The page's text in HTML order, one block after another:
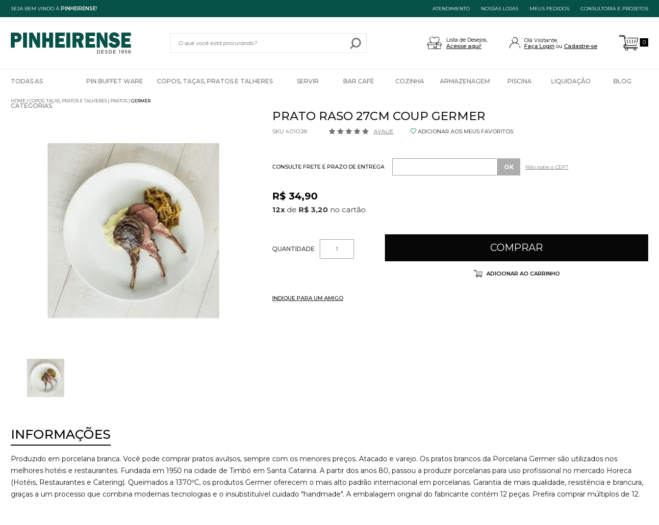
SEJA BEM VINDO À PINHEIRENSE! ATENDIMENTO NOSSAS LOJAS MEUS PEDIDOS CONSULTORIA E PROJETOS
0
Olá Visitante,
Faça Login
Cadastre-se
Lista de Desejos,
Acesse aqui!
TODAS AS
CATEGORIAS
PIN BUFFET WARE COPOS, TAÇAS, PRATOS E TALHERES SERVIR BAR CAFÉ COZINHA ARMAZENAGEM PISCINA LIQUIDAÇÃO BLOG
HOME COPOS, TAÇAS, PRATOS E TALHERES PRATOS GERMER
PRATO RASO 27CM COUP GERMER
SKU 401028 AVALIE ADICIONAR AOS MEUS FAVORITOS
CONSULTE FRETE E PRAZO DE ENTREGA Não sabe o CEP?
R$ 34,90
12x de R$ 3,20
QUANTIDADE COMPRAR
ADICIONAR AO CARRINHO
INDIQUE PARA UM AMIGO
INFORMAÇÕES
Produzido em porcelana branca. Você pode comprar pratos avulsos, sempre com os menores preços. Atacado e varejo. Os pratos brancos da Porcelana Germer são utilizados nos
melhores hotéis e restaurantes. Fundada em 1950 na cidade de Timbó em Santa Catarina. A partir dos anos 80, passou a produzir porcelanas para uso profissional no mercado Horeca
(Hotéis, Restaurantes e Catering). Queimados a 1370ºC, os produtos Germer oferecem o mais alto padrão internacional em porcelanas. Garantia de mais qualidade, resistência e brancura,
graças a um processo que combina modernas tecnologias e o insubstituível cuidado "handmade". A embalagem original do fabricante contém 12 peças. Prefira comprar múltiplos de 12.